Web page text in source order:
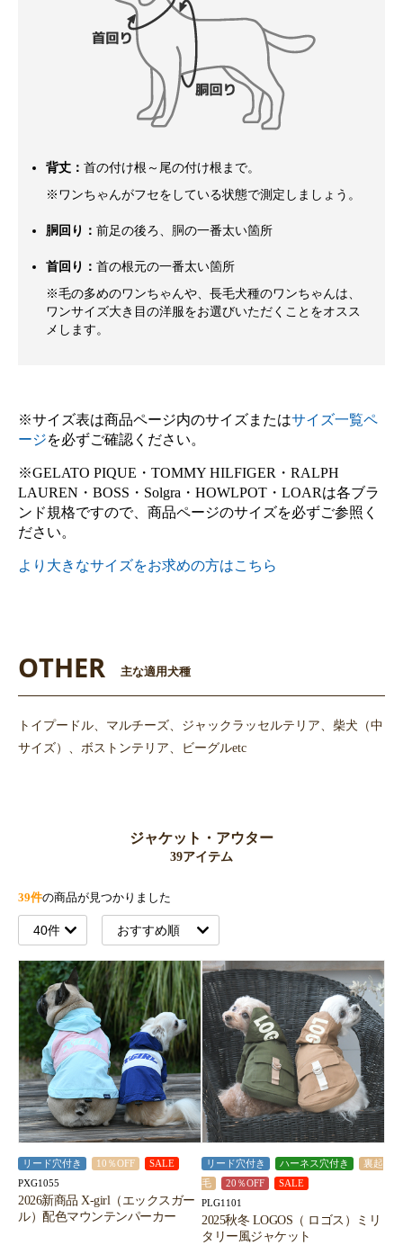
背丈： 首の付け根～尾の付け根まで。
※ワンちゃんがフセをしている状態で測定しましょう。
胴回り： 前足の後ろ、胴の一番太い箇所
首回り： 首の根元の一番太い箇所
※毛の多めのワンちゃんや、長毛犬種のワンちゃんは、
ワンサイズ大き目の洋服をお選びいただくことをオスス
メします。
※サイズ表は商品ページ内のサイズまたはサイズ一覧ペ
ージを必ずご確認ください。
※GELATO PIQUE・TOMMY HILFIGER・RALPH
LAUREN・BOSS・Solgra・HOWLPOT・LOARは各ブラ
ンド規格ですので、商品ページのサイズを必ずご参照く
ださい。
より大きなサイズをお求めの方はこちら
OTHER 主な適用犬種
トイプードル、マルチーズ、ジャックラッセルテリア、柴犬（中
サイズ）、ボストンテリア、ビーグルetc
ジャケット・アウター
39アイテム
39件の商品が見つかりました
リード穴付き 10％OFF SALE
PXG1055
2026新商品 X-girl（エックスガー
ル）配色マウンテンパーカー
リード穴付き ハーネス穴付き
裏起
毛
20％OFF SALE
PLG1101
2025秋冬 LOGOS（ ロゴス）ミリ
タリー風ジャケット